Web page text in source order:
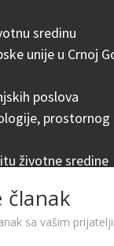
sredinu
unije u Crnoj
poslova
prostornog
životne sredine
članak
sa vašim